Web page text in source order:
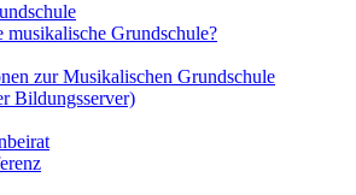
musikalische Grundschule?
zur Musikalischen Grundschule
Bildungsserver)